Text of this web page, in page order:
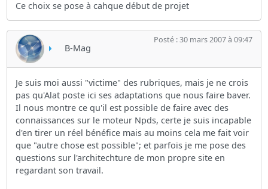
Ce choix se pose à cahque début de projet
B-Mag
Posté : 30 mars 2007 à 09:47
Je suis moi aussi "victime" des rubriques, mais je ne crois
pas qu'Alat poste ici ses adaptations que nous faire baver.
Il nous montre ce qu'il est possible de faire avec des
connaissances sur le moteur Npds, certe je suis incapable
d'en tirer un réel bénéfice mais au moins cela me fait voir
que "autre chose est possible"; et parfois je me pose des
questions sur l'architechture de mon propre site en
regardant son travail.